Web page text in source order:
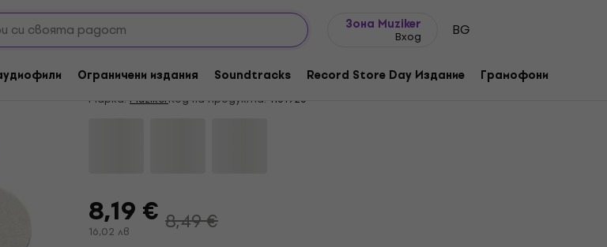
Зона Muziker
Вход BG
Ограничени издания Soundtracks Record Store Day Издание Грамофони
кърпи за LP записи
Muziker MUZR63-4 Почистващи кърпи за LP записи
4,35/5 8 x оценен
Марка: MuzikerКод на продукта: 1161926
8,19 €
16,02 лв 8,49 €